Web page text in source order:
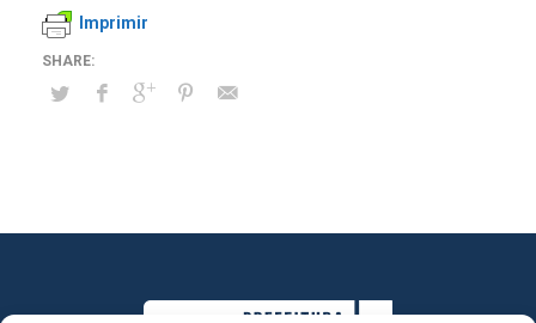
Imprimir